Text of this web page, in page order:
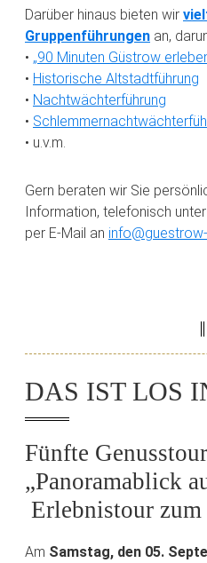
Darüber hinaus bieten wir
Gruppenführungen an,
• „90 Minuten Güstrow
• Historische Altstadtführung
• Nachtwächterführung
•
• u.v.m.
Gern beraten wir Sie
Information, telefonisch
per E-Mail an
DAS IST LOS
Fünfte
„Panoramablick
Erlebnistour zum
Am Samstag, den 05.